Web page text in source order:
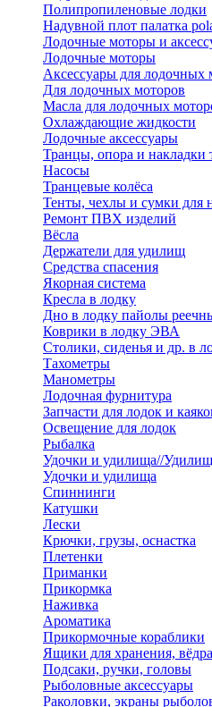
Полипропиленовые лодки
Надувной плот палатка
Лодочные моторы и
Лодочные моторы
Аксессуары для лодочных
Для лодочных моторов
Масла для лодочных
Охлаждающие жидкости
Лодочные аксессуары
Транцы, опора и накладки
Насосы
Транцевые колёса
Тенты, чехлы и сумки для
Ремонт ПВХ изделий
Вёсла
Держатели для удилищ
Средства спасения
Якорная система
Кресла в лодку
Дно в лодку пайолы
Коврики в лодку ЭВА
Столики, сиденья и др. в
Тахометры
Манометры
Лодочная фурнитура
Запчасти для лодок и
Освещение для лодок
Рыбалка
Удочки и удилища//
Удочки и удилища
Спиннинги
Катушки
Лески
Крючки, грузы, оснастка
Плетенки
Приманки
Прикормка
Наживка
Ароматика
Прикормочные кораблики
Ящики для хранения,
Подсаки, ручки, головы
Рыболовные аксессуары
Раколовки, экраны